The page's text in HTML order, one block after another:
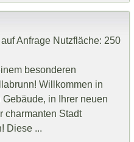
auf Anfrage Nutzfläche: 250
besonderen
Willkommen in
in Ihrer neuen
charmanten Stadt
Diese ...